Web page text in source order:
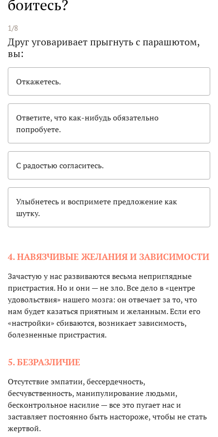
боитесь?
1/8
Друг уговаривает прыгнуть с парашютом,
вы:
Откажетесь.
Ответите, что как-нибудь обязательно
попробуете.
С радостью согласитесь.
Улыбнетесь и воспримете предложение как
шутку.
4. НАВЯЗЧИВЫЕ ЖЕЛАНИЯ И ЗАВИСИМОСТИ
Зачастую у нас развиваются весьма неприглядные
пристрастия. Но и они — не зло. Все дело в «центре
удовольствия» нашего мозга: он отвечает за то, что
нам будет казаться приятным и желанным. Если его
«настройки» сбиваются, возникает зависимость,
болезненные пристрастия.
5. БЕЗРАЗЛИЧИЕ
Отсутствие эмпатии, бессердечность,
бесчувственность, манипулирование людьми,
бесконтрольное насилие — все это пугает нас и
заставляет постоянно быть настороже, чтобы не стать
жертвой.